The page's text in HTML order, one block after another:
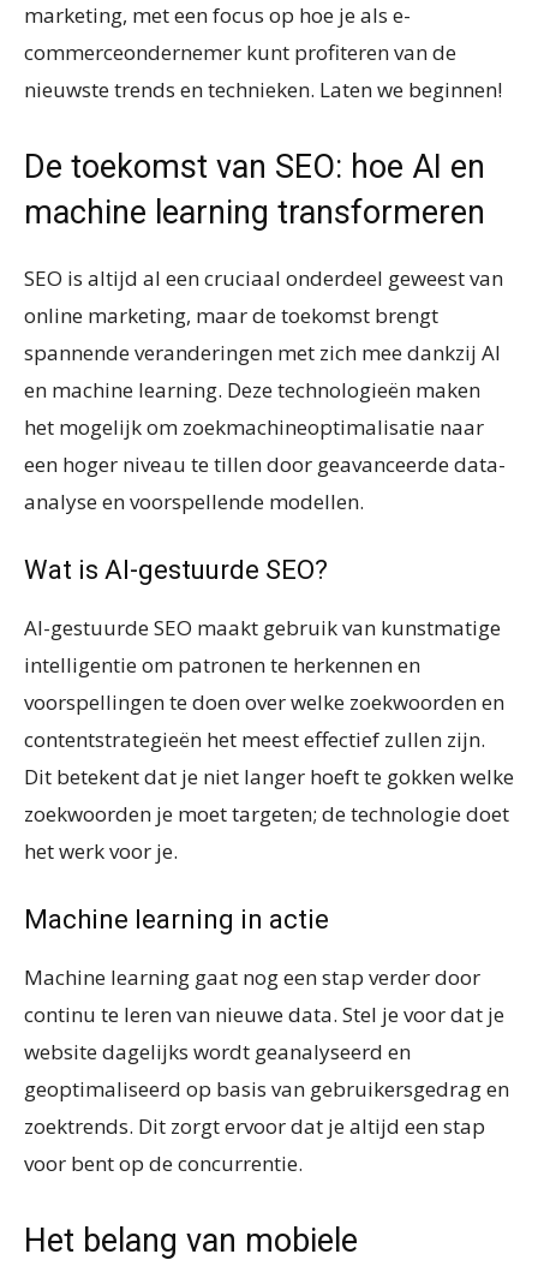
marketing, met een focus op hoe je als e-
commerceondernemer kunt profiteren van de
nieuwste trends en technieken. Laten we beginnen!
De toekomst van SEO: hoe AI en
machine learning transformeren
SEO is altijd al een cruciaal onderdeel geweest van
online marketing, maar de toekomst brengt
spannende veranderingen met zich mee dankzij AI
en machine learning. Deze technologieën maken
het mogelijk om zoekmachineoptimalisatie naar
een hoger niveau te tillen door geavanceerde data-
analyse en voorspellende modellen.
Wat is AI-gestuurde SEO?
AI-gestuurde SEO maakt gebruik van kunstmatige
intelligentie om patronen te herkennen en
voorspellingen te doen over welke zoekwoorden en
contentstrategieën het meest effectief zullen zijn.
Dit betekent dat je niet langer hoeft te gokken welke
zoekwoorden je moet targeten; de technologie doet
het werk voor je.
Machine learning in actie
Machine learning gaat nog een stap verder door
continu te leren van nieuwe data. Stel je voor dat je
website dagelijks wordt geanalyseerd en
geoptimaliseerd op basis van gebruikersgedrag en
zoektrends. Dit zorgt ervoor dat je altijd een stap
voor bent op de concurrentie.
Het belang van mobiele